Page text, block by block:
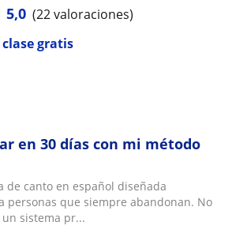
clase gratis
5,0 (22 valoraciones)
en 30 días con mi método
de canto en español diseñada
personas que siempre abandonan. No
sistema pr...